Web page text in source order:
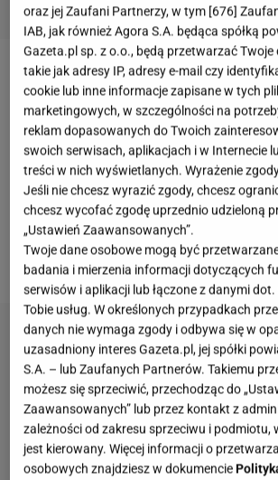
Marianna Schreiberma za sobą
czas.Celebrytka wyjechała do Turcji,
operację powiększenia biustu.10
się jej pierwsza rozprawa
Prawa i Sprawiedliwości.
znalazła także czas, aby pojawić się
Pudelka, gdzie porozmawiała z
Nie zabrakło tematu rozstania.
oraz jej Zaufani Partnerzy, w tym [676]
IAB, jak również Agora S.A. będąca spółką
Gazeta.pl sp. z o.o., będą przetwarzać Twoje
takie jak adresy IP, adresy e-mail czy
cookie lub inne informacje zapisane w tych
marketingowych, w szczególności na
reklam dopasowanych do Twoich
swoich serwisach, aplikacjach i w Internecie
treści w nich wyświetlanych. Wyrażenie
Jeśli nie chcesz wyrazić zgody, chcesz
chcesz wycofać zgodę uprzednio udzieloną
„Ustawień Zaawansowanych”.
Twoje dane osobowe mogą być
badania i mierzenia informacji dotyczących
serwisów i aplikacji lub łączone z danymi
Tobie usług. W określonych przypadkach
danych nie wymaga zgody i odbywa się w
uzasadniony interes Gazeta.pl, jej spółki
S.A. – lub Zaufanych Partnerów. Takiemu
możesz się sprzeciwić, przechodząc do
Zaawansowanych” lub przez kontakt z
zależności od zakresu sprzeciwu i podmiotu,
jest kierowany. Więcej informacji o
osobowych znajdziesz w dokumencie